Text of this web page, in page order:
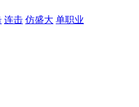
连击 仿盛大 单职业